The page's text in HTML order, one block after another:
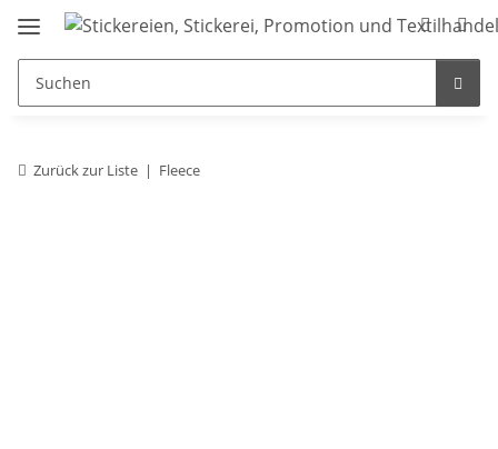
Zurück zur Liste Fleece